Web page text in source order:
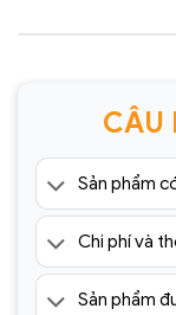
CÂU
Sản phẩm
Chi phí và
Sản phẩm